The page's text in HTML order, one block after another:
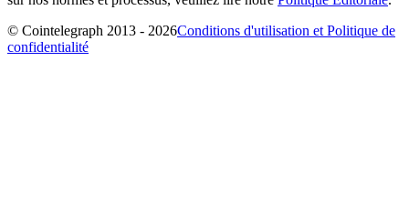
© Cointelegraph 2013 - 2026Conditions d'utilisation et Politique de
confidentialité